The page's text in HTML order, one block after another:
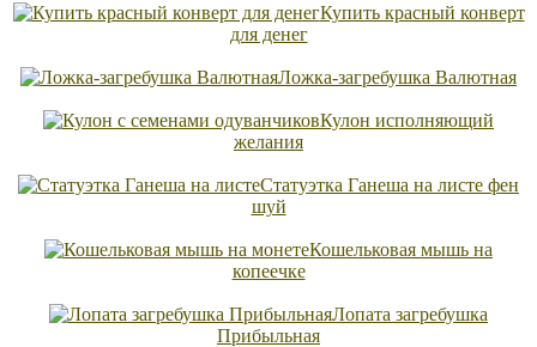
Купить красный конверт
для денег
Ложка-загребушка Валютная
Кулон исполняющий
желания
Статуэтка Ганеша на листе фен
шуй
Кошельковая мышь на
копеечке
Лопата загребушка
Прибыльная